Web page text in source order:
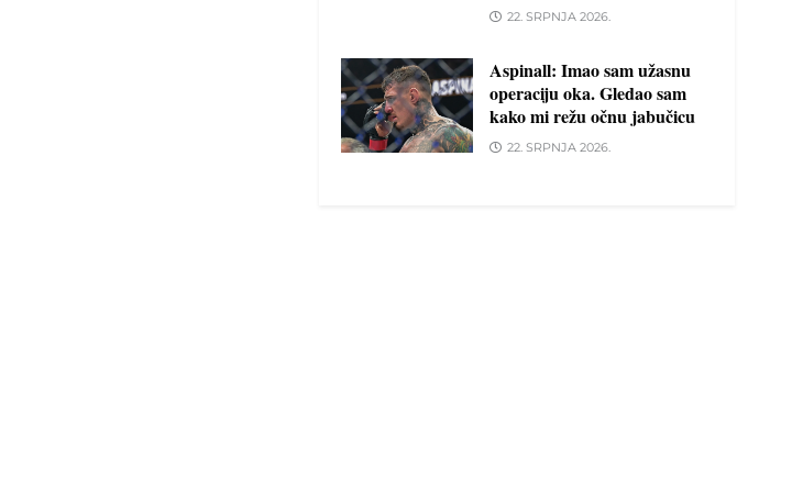
22. SRPNJA 2026.
Aspinall: Imao sam užasnu
operaciju oka. Gledao sam
kako mi režu očnu jabučicu
22. SRPNJA 2026.